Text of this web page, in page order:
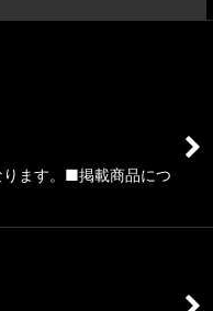
ます。■掲載商品につ